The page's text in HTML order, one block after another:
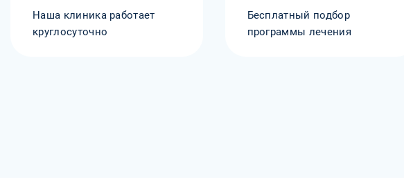
Наша клиника работает
круглосуточно
Бесплатный подбор
программы лечения